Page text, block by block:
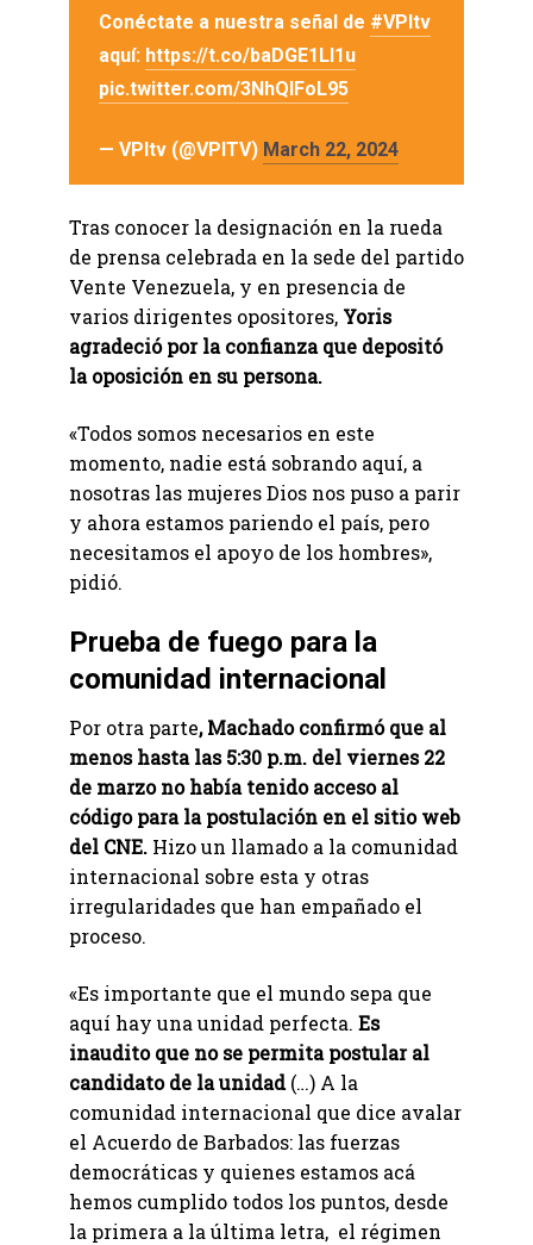
Conéctate a nuestra señal de #VPItv
aquí: https://t.co/baDGE1Ll1u
pic.twitter.com/3NhQlFoL95
— VPItv (@VPITV) March 22, 2024
Tras conocer la designación en la rueda
de prensa celebrada en la sede del partido
Vente Venezuela, y en presencia de
varios dirigentes opositores, Yoris
agradeció por la confianza que depositó
la oposición en su persona.
«Todos somos necesarios en este
momento, nadie está sobrando aquí, a
nosotras las mujeres Dios nos puso a parir
y ahora estamos pariendo el país, pero
necesitamos el apoyo de los hombres»,
pidió.
Prueba de fuego para la
comunidad internacional
Por otra parte, Machado confirmó que al
menos hasta las 5:30 p.m. del viernes 22
de marzo no había tenido acceso al
código para la postulación en el sitio web
del CNE. Hizo un llamado a la comunidad
internacional sobre esta y otras
irregularidades que han empañado el
proceso.
«Es importante que el mundo sepa que
aquí hay una unidad perfecta. Es
inaudito que no se permita postular al
candidato de la unidad(…) A la
comunidad internacional que dice avalar
el Acuerdo de Barbados: las fuerzas
democráticas y quienes estamos acá
hemos cumplido todos los puntos, desde
la primera a la última letra, el régimen